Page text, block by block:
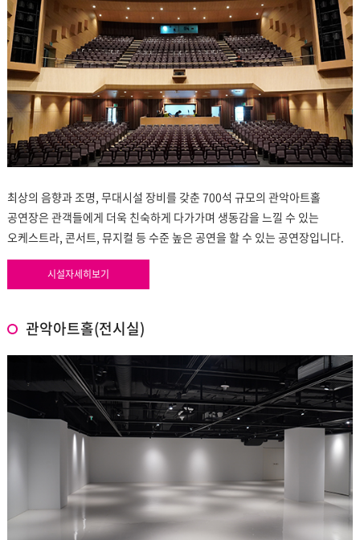
최상의 음향과 조명, 무대시설 장비를 갖춘 700석 규모의 관악아트홀
공연장은 관객들에게 더욱 친숙하게 다가가며 생동감을 느낄 수 있는
오케스트라, 콘서트, 뮤지컬 등 수준 높은 공연을 할 수 있는 공연장입니다.
시설자세히보기
관악아트홀(전시실)